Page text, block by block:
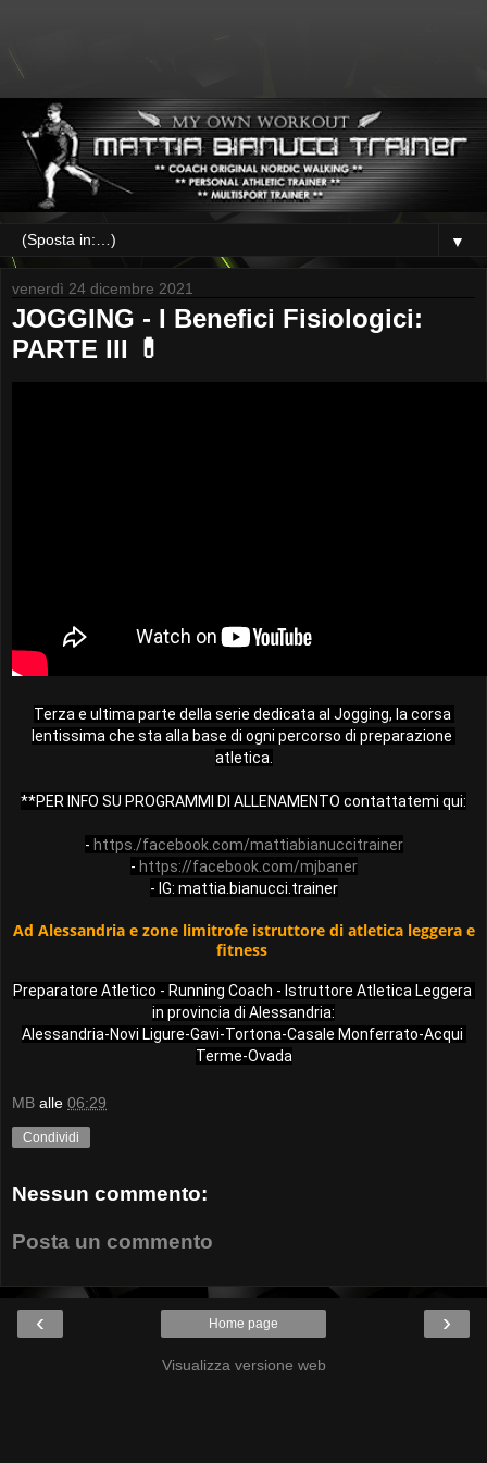
▼
venerdì 24 dicembre 2021
JOGGING - I Benefici Fisiologici:
PARTE III 💊
Terza e ultima parte della serie dedicata al Jogging, la corsa
lentissima che sta alla base di ogni percorso di preparazione
atletica.
**PER INFO SU PROGRAMMI DI ALLENAMENTO contattatemi qui:
- https./facebook.com/mattiabianuccitrainer
- https://facebook.com/mjbaner
- IG: mattia.bianucci.trainer
Ad Alessandria e zone limitrofe istruttore di atletica leggera e
fitness
Preparatore Atletico - Running Coach - Istruttore Atletica Leggera
in provincia di Alessandria:
Alessandria-Novi Ligure-Gavi-Tortona-Casale Monferrato-Acqui
Terme-Ovada
MB alle 06:29
Condividi
Nessun commento:
Posta un commento
‹ ›
Home page
Visualizza versione web